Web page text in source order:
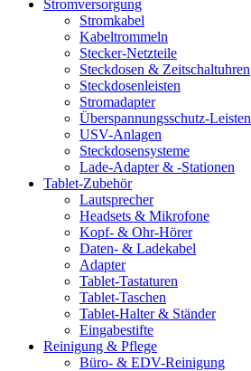
Stromversorgung
Stromkabel
Kabeltrommeln
Stecker-Netzteile
Steckdosen & Zeitschaltuhren
Steckdosenleisten
Stromadapter
Überspannungsschutz-
USV-Anlagen
Steckdosensysteme
Lade-Adapter & -Stationen
Tablet-Zubehör
Lautsprecher
Headsets & Mikrofone
Kopf- & Ohr-Hörer
Daten- & Ladekabel
Adapter
Tablet-Tastaturen
Tablet-Taschen
Tablet-Halter & Ständer
Eingabestifte
Reinigung & Pflege
Büro- & EDV-Reinigung